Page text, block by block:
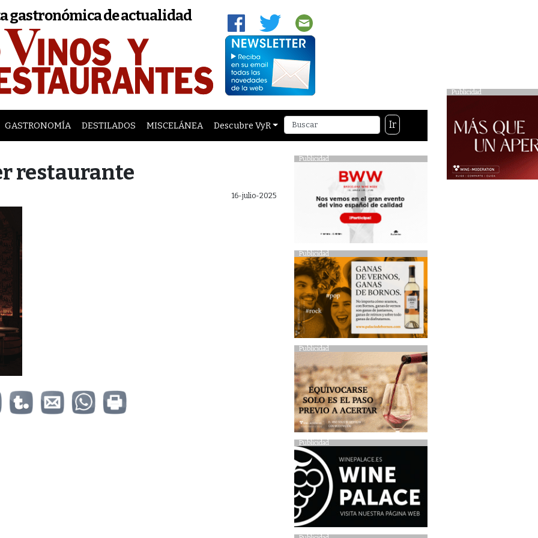
Publicidad
gastronómica de actualidad
GASTRONOMÍA DESTILADOS MISCELÁNEA Descubre VyR Ir
restaurante
16-julio-2025
Publicidad
Publicidad
Publicidad
Publicidad